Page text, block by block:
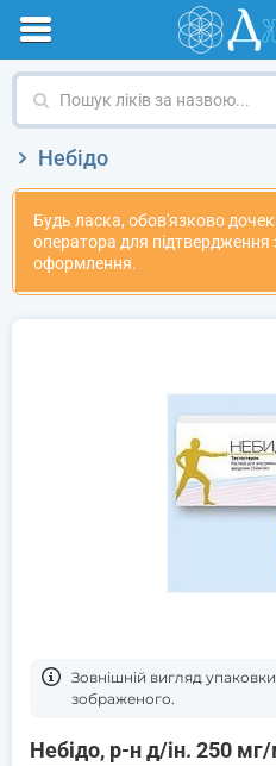
Пошук
назвою
Небідо
Будь ласка, обов'язково
оператора для підтвердження
оформлення.
Зовнішній вигляд
зображеного.
Небідо, р-н д/ін. 250